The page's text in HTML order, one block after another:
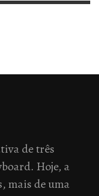
de três
Hoje, a
mais de uma